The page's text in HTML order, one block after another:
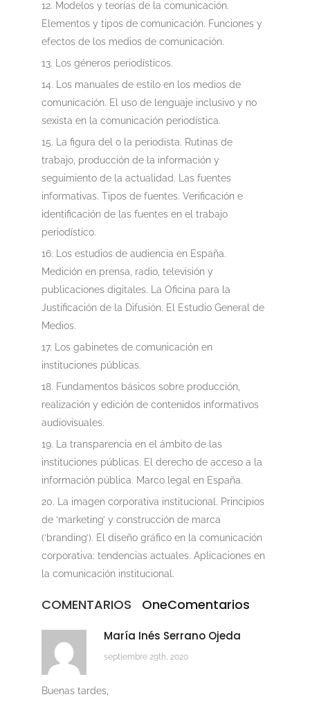
Modelos y teorías de la comunicación.
Elementos y tipos de comunicación. Funciones y
efectos de los medios de comunicación.
Los géneros periodísticos.
Los manuales de estilo en los medios de
comunicación. El uso de lenguaje inclusivo y no
sexista en la comunicación periodística.
La figura del o la periodista. Rutinas de
trabajo, producción de la información y
seguimiento de la actualidad. Las fuentes
informativas. Tipos de fuentes. Verificación e
identificación de las fuentes en el trabajo
periodístico.
Los estudios de audiencia en España.
Medición en prensa, radio, televisión y
publicaciones digitales. La Oficina para la
Justificación de la Difusión. El Estudio General de
Medios.
Los gabinetes de comunicación en
instituciones públicas.
Fundamentos básicos sobre producción,
realización y edición de contenidos informativos
audiovisuales.
La transparencia en el ámbito de las
instituciones públicas. El derecho de acceso a la
información pública. Marco legal en España.
La imagen corporativa institucional. Principios
de ‘marketing’ y construcción de marca
(‘branding’). El diseño gráfico en la comunicación
corporativa: tendencias actuales. Aplicaciones en
la comunicación institucional.
COMENTARIOS OneComentarios
María Inés Serrano Ojeda
septiembre 29th, 2020
Buenas tardes,